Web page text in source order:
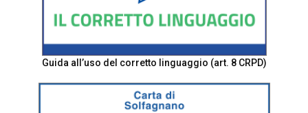
Guida all’uso del corretto linguaggio (art. 8 CRPD)